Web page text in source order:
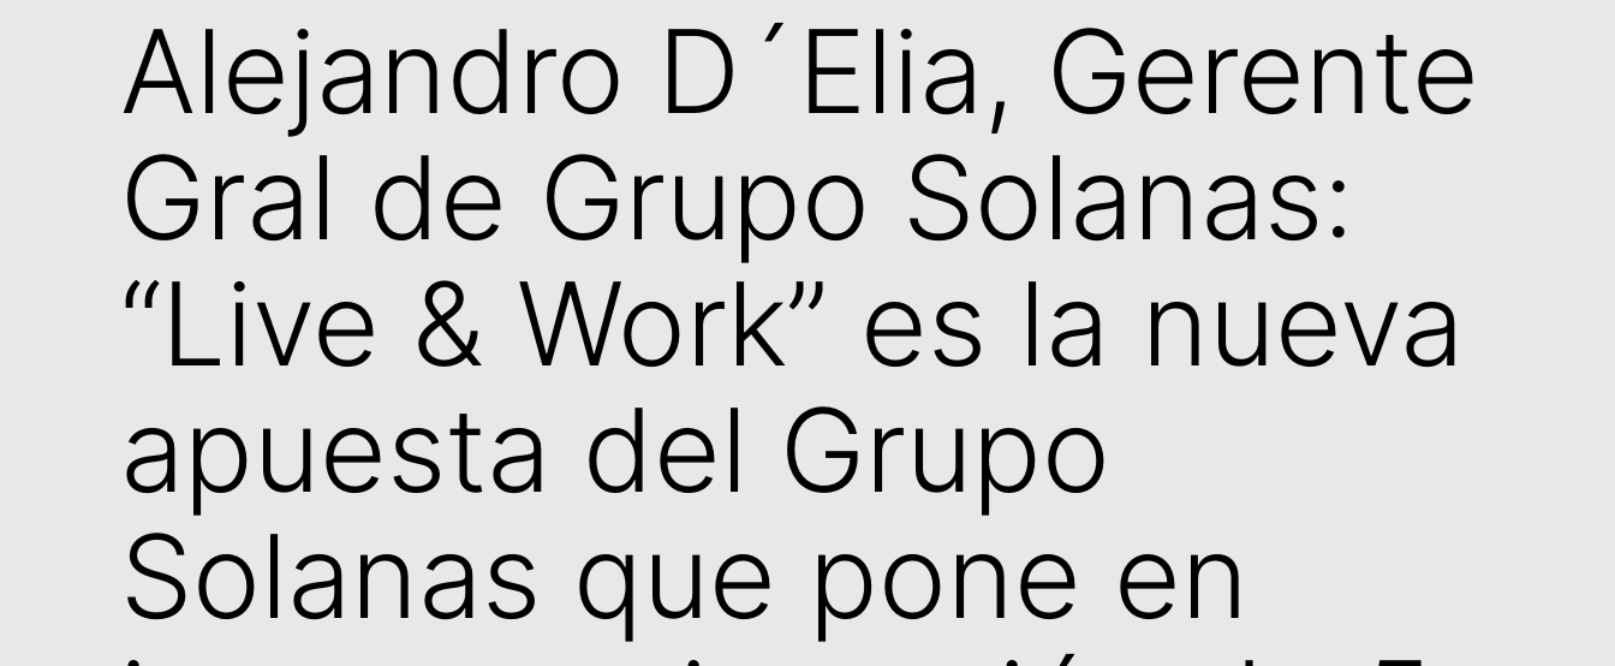
Alejandro D´Elia, Gerente
Gral de Grupo Solanas:
“Live & Work” es la nueva
apuesta del Grupo
Solanas que pone en